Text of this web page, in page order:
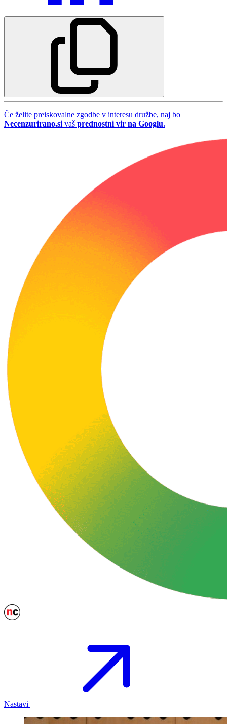
Če želite preiskovalne zgodbe v interesu družbe, naj bo
Necenzurirano.si vaš prednostni vir na Googlu.
Nastavi